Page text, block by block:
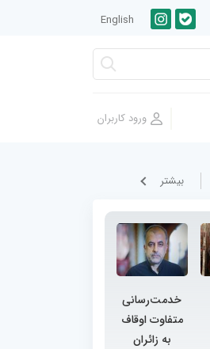
English
بيشتر
خدمت‌رسانی
متفاوت اوقاف
به زائران